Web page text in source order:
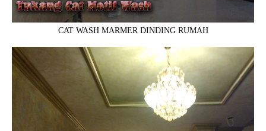
CAT WASH MARMER DINDING RUMAH